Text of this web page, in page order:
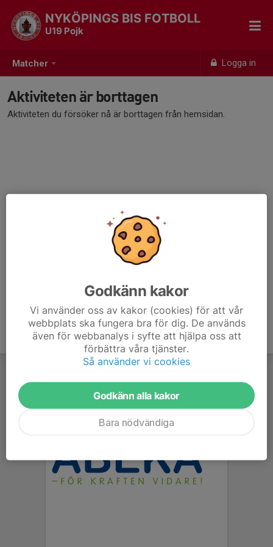
Matcher Logga in
NYKÖPINGS BIS FOTBOLL
U19 Pojk
Aktiviteten är borttagen
Aktiviteten du försöker nå är borttagen från hemsidan.
Godkänn kakor
Vi använder oss av kakor (cookies) för att vår
webbplats ska fungera bra för dig. De används
även för webbanalys i syfte att hjälpa oss att
förbättra våra tjänster.
Så använder vi cookies
Godkänn alla kakor
Bara nödvändiga